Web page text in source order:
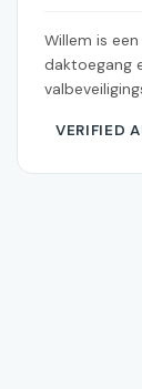
Willem is
daktoegang
VERIFIED